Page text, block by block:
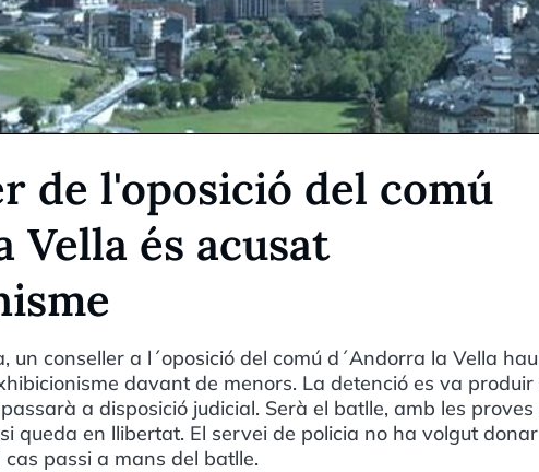
de l'oposició del comú
Vella és acusat
un conseller a l´oposició del comú d´Andorra la Vella
davant de menors. La detenció es va
a disposició judicial. Serà el batlle, amb les proves
queda en llibertat. El servei de policia no ha volgut
passi a mans del batlle.